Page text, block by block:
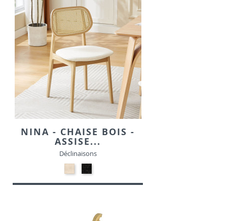
NINA - CHAISE BOIS -
ASSISE...
Déclinaisons
24-
Beige
-
24-
Noir
-